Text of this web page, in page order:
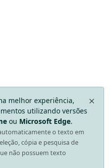
melhor experiência,
utilizando versões
ou Microsoft Edge.
o texto em
cópia e pesquisa de
não possuem texto